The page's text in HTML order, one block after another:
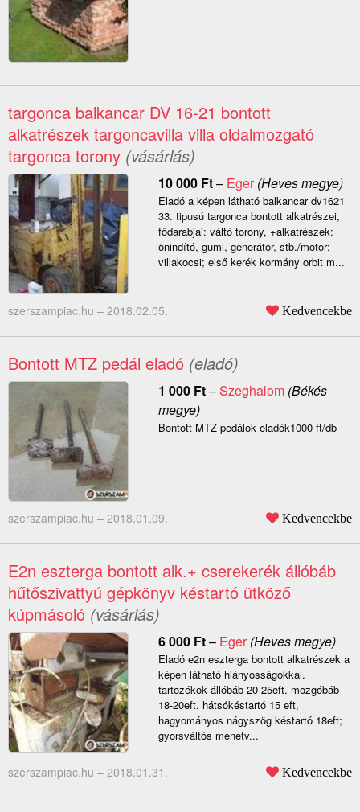
targonca balkancar DV 16-21 bontott
alkatrészek targoncavilla villa oldalmozgató
targonca torony (vásárlás)
10 000 Ft– Eger(Heves megye)
Eladó a képen látható balkancar dv1621
33. tipusú targonca bontott alkatrészei,
fődarabjai: váltó torony, +alkatrészek:
önindító, gumi, generátor, stb./motor;
villakocsi; első kerék kormány orbit m...
szerszampiac.hu – 2018.02.05. Kedvencekbe
Bontott MTZ pedál eladó (eladó)
1 000 Ft–Szeghalom(Békés
megye)
Bontott MTZ pedálok eladók1000 ft/db
szerszampiac.hu – 2018.01.09. Kedvencekbe
E2n eszterga bontott alk.+ cserekerék állóbáb
hűtőszivattyú gépkönyv késtartó ütköző
kúpmásoló (vásárlás)
6 000 Ft– Eger(Heves megye)
Eladó e2n eszterga bontott alkatrészek a
képen látható hiányosságokkal.
tartozékok állóbáb 20-25eft. mozgóbáb
18-20eft. hátsókéstartó 15 eft,
hagyományos nágyszög késtartó 18eft;
gyorsváltós menetv...
szerszampiac.hu – 2018.01.31. Kedvencekbe